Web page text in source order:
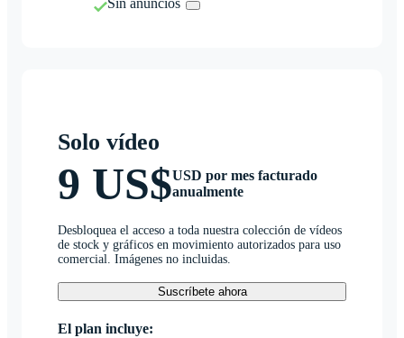
Sin anuncios
Solo vídeo
9 US$USD por mes facturado
anualmente
Desbloquea el acceso a toda nuestra colección de vídeos
de stock y gráficos en movimiento autorizados para uso
comercial. Imágenes no incluidas.
Suscríbete ahora
El plan incluye: